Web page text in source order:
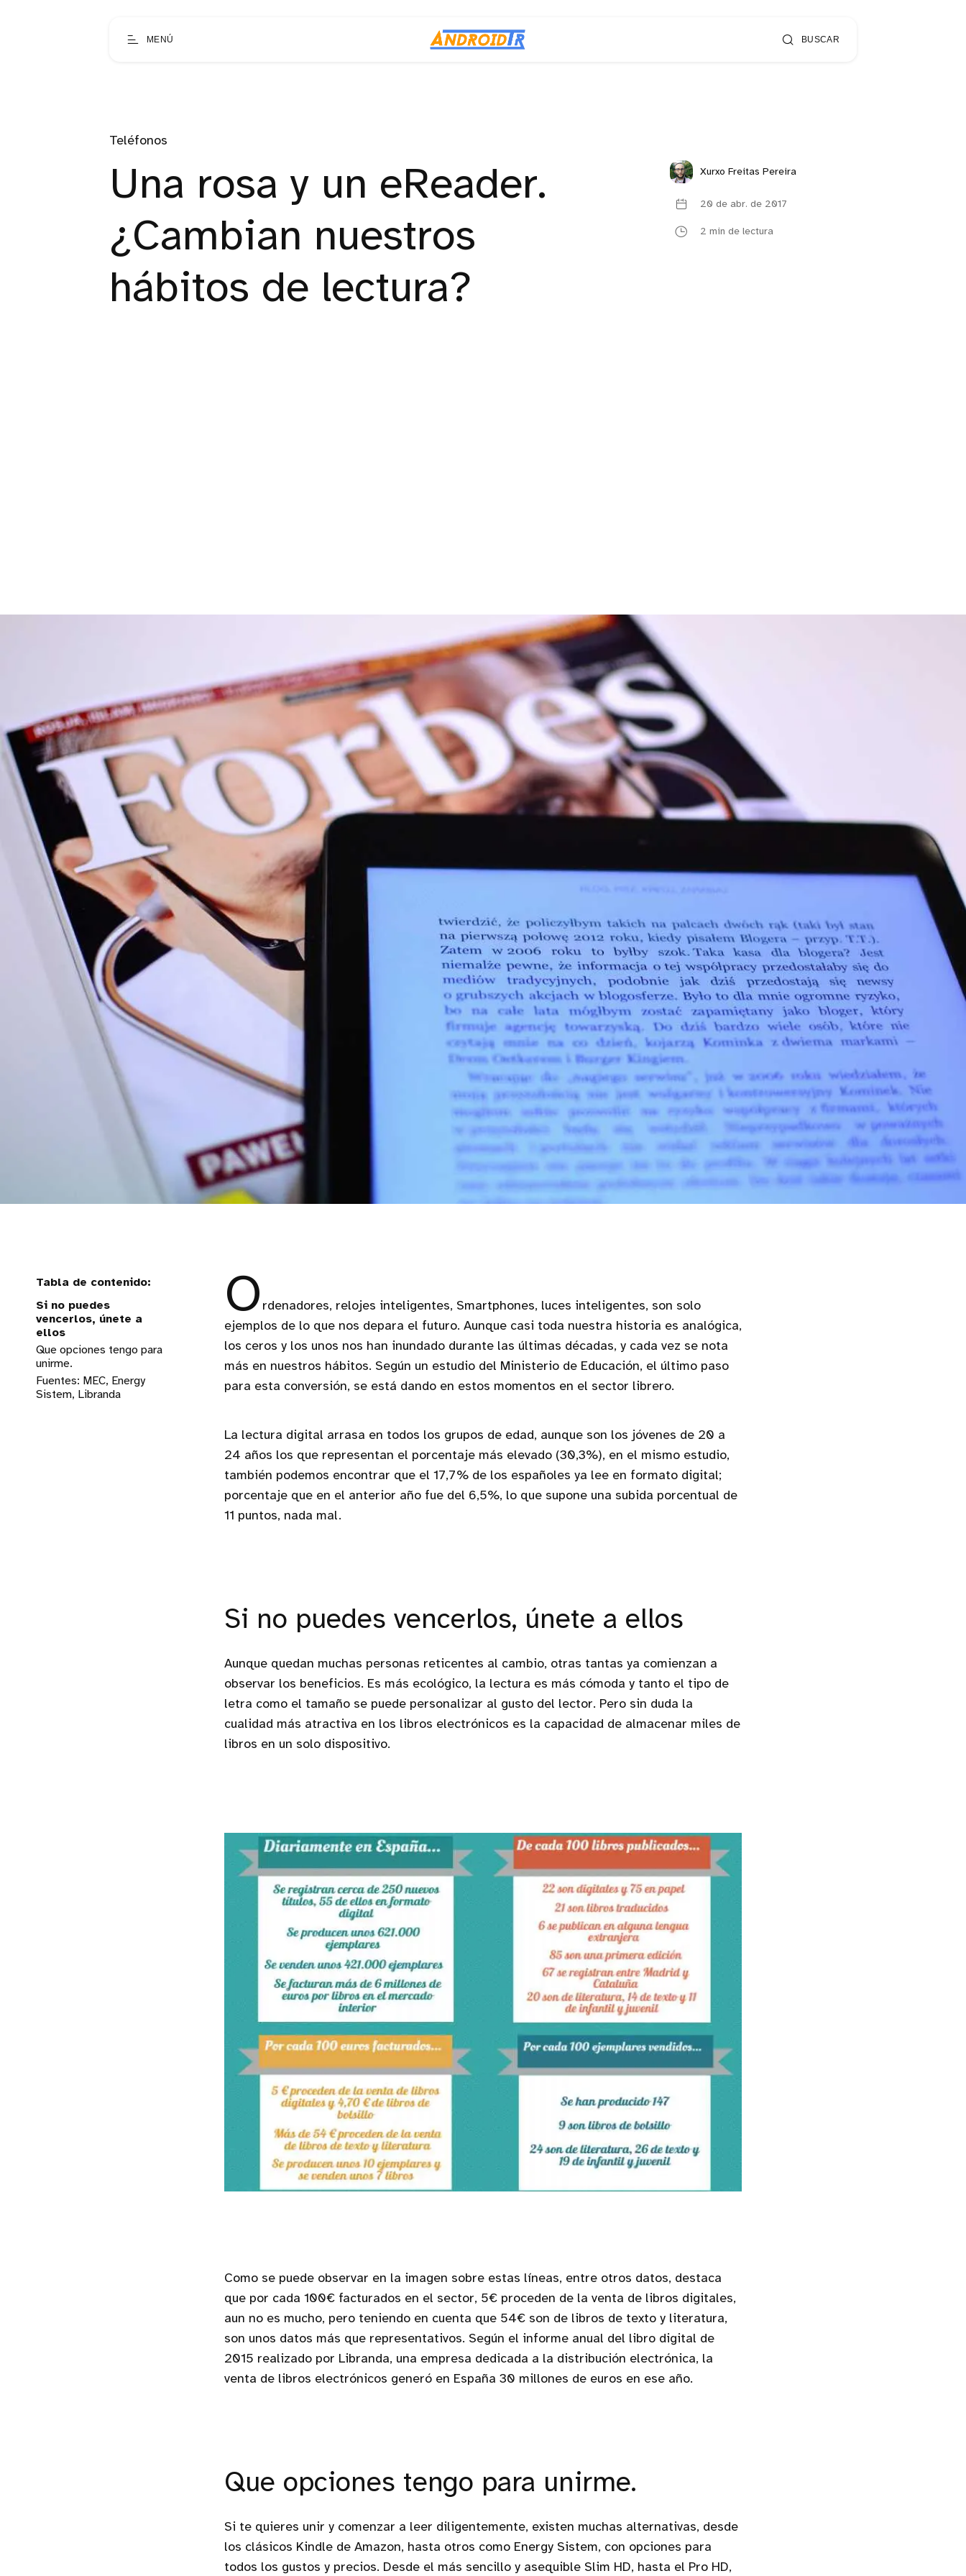
MENÚ BUSCAR
Teléfonos
Una rosa y un eReader.
¿Cambian nuestros
hábitos de lectura?
Xurxo Freitas Pereira
20 de abr. de 2017
2 min de lectura
Si no puedes
vencerlos, únete a
ellos
Que opciones tengo para
unirme.
Fuentes: MEC, Energy
Sistem, Libranda
O rdenadores, relojes inteligentes, Smartphones, luces inteligentes, son solo
ejemplos de lo que nos depara el futuro. Aunque casi toda nuestra historia es analógica,
los ceros y los unos nos han inundado durante las últimas décadas, y cada vez se nota
más en nuestros hábitos. Según un estudio del Ministerio de Educación, el último paso
para esta conversión, se está dando en estos momentos en el sector librero.
La lectura digital arrasa en todos los grupos de edad, aunque son los jóvenes de 20 a
24 años los que representan el porcentaje más elevado (30,3%), en el mismo estudio,
también podemos encontrar que el 17,7% de los españoles ya lee en formato digital;
porcentaje que en el anterior año fue del 6,5%, lo que supone una subida porcentual de
11 puntos, nada mal.
Si no puedes vencerlos, únete a ellos
Aunque quedan muchas personas reticentes al cambio, otras tantas ya comienzan a
observar los beneficios. Es más ecológico, la lectura es más cómoda y tanto el tipo de
letra como el tamaño se puede personalizar al gusto del lector. Pero sin duda la
cualidad más atractiva en los libros electrónicos es la capacidad de almacenar miles de
libros en un solo dispositivo.
Como se puede observar en la imagen sobre estas líneas, entre otros datos, destaca
que por cada 100€ facturados en el sector, 5€ proceden de la venta de libros digitales,
aun no es mucho, pero teniendo en cuenta que 54€ son de libros de texto y literatura,
son unos datos más que representativos. Según el informe anual del libro digital de
2015 realizado por Libranda, una empresa dedicada a la distribución electrónica, la
venta de libros electrónicos generó en España 30 millones de euros en ese año.
Que opciones tengo para unirme.
Si te quieres unir y comenzar a leer diligentemente, existen muchas alternativas, desde
los clásicos Kindle de Amazon, hasta otros como Energy Sistem, con opciones para
todos los gustos y precios. Desde el más sencillo y asequible Slim HD, hasta el Pro HD,